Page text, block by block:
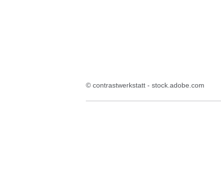
© contrastwerkstatt - stock.adobe.com